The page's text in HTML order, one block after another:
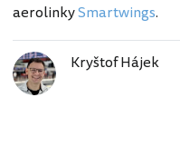
aerolinkySmartwings.
Kryštof Hájek